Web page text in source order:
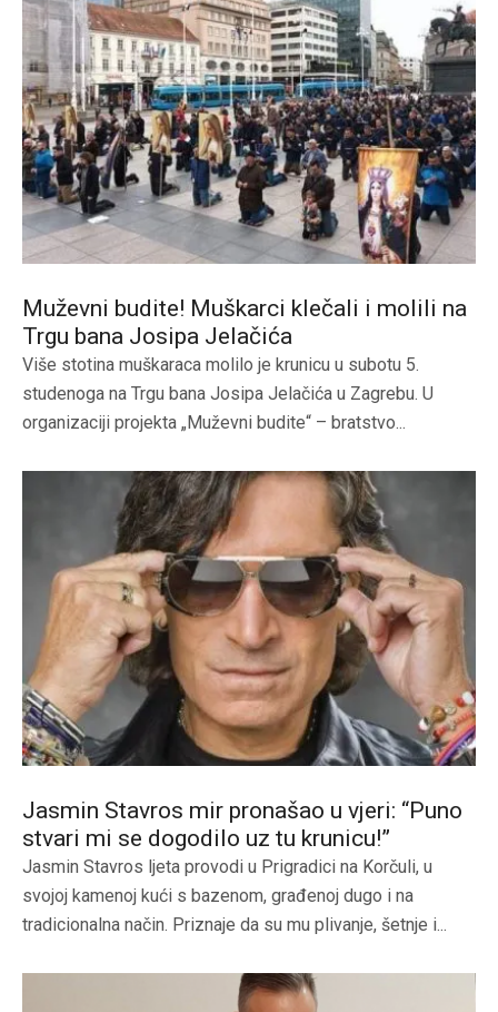
Muževni budite! Muškarci klečali i molili na
Trgu bana Josipa Jelačića
Više stotina muškaraca molilo je krunicu u subotu 5.
studenoga na Trgu bana Josipa Jelačića u Zagrebu. U
organizaciji projekta „Muževni budite“ – bratstvo...
Jasmin Stavros mir pronašao u vjeri: “Puno
stvari mi se dogodilo uz tu krunicu!”
Jasmin Stavros ljeta provodi u Prigradici na Korčuli, u
svojoj kamenoj kući s bazenom, građenoj dugo i na
tradicionalna način. Priznaje da su mu plivanje, šetnje i...